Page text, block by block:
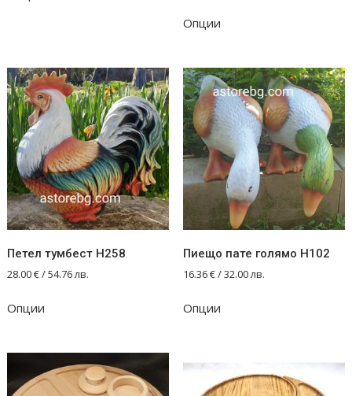
Опцииproduct
multiple
variants.
The
options
may
be
chosen
on
the
page
Петел тумбест Н258
28.00€/ 54.76 лв.
Опции
Пиещо пате голямо Н102
16.36€/ 32.00 лв.
Опции